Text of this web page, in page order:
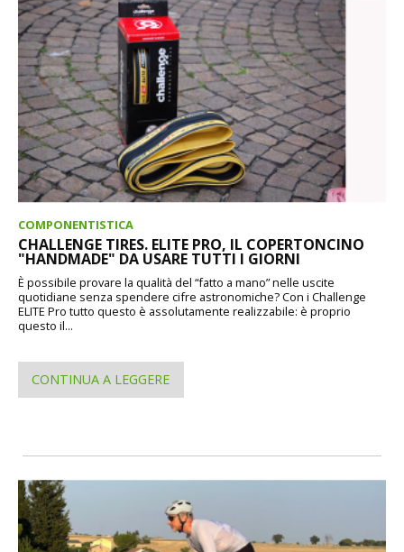
COMPONENTISTICA
CHALLENGE TIRES. ELITE PRO, IL COPERTONCINO
"HANDMADE" DA USARE TUTTI I GIORNI
È possibile provare la qualità del “fatto a mano” nelle uscite
quotidiane senza spendere cifre astronomiche? Con i Challenge
ELITE Pro tutto questo è assolutamente realizzabile: è proprio
questo il...
CONTINUA A LEGGERE